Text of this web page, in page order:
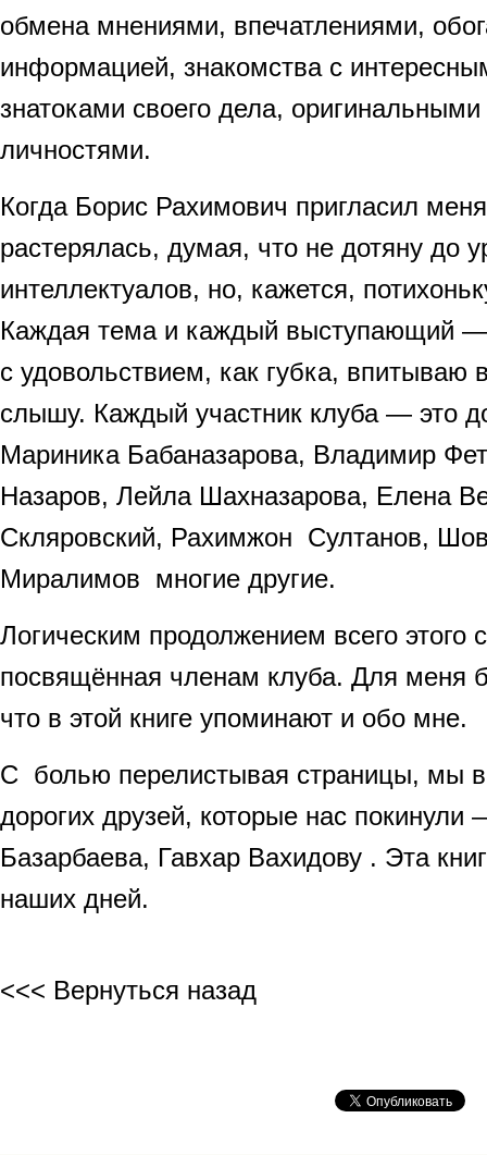
обмена мнениями, впечатлениями,
информацией, знакомства с
знатоками своего дела,
личностями.
Когда Борис Рахимович пригласил
растерялась, думая, что не дотяну до
интеллектуалов, но, кажется,
Каждая тема и каждый выступающий —
с удовольствием, как губка, впитываю
слышу. Каждый участник клуба — это
Мариника Бабаназарова, Владимир
Назаров, Лейла Шахназарова, Елена
Скляровский, Рахимжон Султанов,
Миралимов многие другие.
Логическим продолжением всего этого
посвящённая членам клуба. Для меня
что в этой книге упоминают и обо мне.
С болью перелистывая страницы, мы
дорогих друзей, которые нас
Базарбаева, Гавхар Вахидову . Эта
наших дней.
<<< Вернуться назад